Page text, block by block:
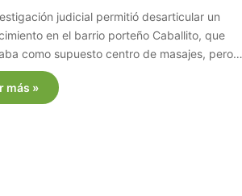
judicial permitió desarticular un
en el barrio porteño Caballito, que
como supuesto centro de masajes, pero…
más »